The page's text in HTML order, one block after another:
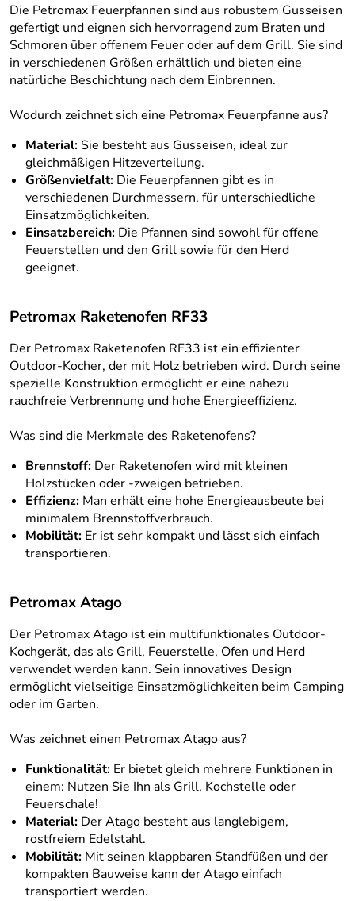
Die Petromax Feuerpfannen sind aus robustem Gusseisen
gefertigt und eignen sich hervorragend zum Braten und
Schmoren über offenem Feuer oder auf dem Grill. Sie sind
in verschiedenen Größen erhältlich und bieten eine
natürliche Beschichtung nach dem Einbrennen.
Wodurch zeichnet sich eine Petromax Feuerpfanne aus?
Material:Sie besteht aus Gusseisen, ideal zur
gleichmäßigen Hitzeverteilung.
Größenvielfalt: Die Feuerpfannen gibt es in
verschiedenen Durchmessern, für unterschiedliche
Einsatzmöglichkeiten.
Einsatzbereich: Die Pfannen sind sowohl für offene
Feuerstellen und den Grill sowie für den Herd
geeignet.
Petromax Raketenofen RF33
Der Petromax Raketenofen RF33 ist ein effizienter
Outdoor-Kocher, der mit Holz betrieben wird. Durch seine
spezielle Konstruktion ermöglicht er eine nahezu
rauchfreie Verbrennung und hohe Energieeffizienz.
Was sind die Merkmale des Raketenofens?
Brennstoff: Der Raketenofen wird mit kleinen
Holzstücken oder -zweigen betrieben.
Effizienz: Man erhält eine hohe Energieausbeute bei
minimalem Brennstoffverbrauch.
Mobilität: Er ist sehr kompakt und lässt sich einfach
transportieren.
Petromax Atago
Der Petromax Atago ist ein multifunktionales Outdoor-
Kochgerät, das als Grill, Feuerstelle, Ofen und Herd
verwendet werden kann. Sein innovatives Design
ermöglicht vielseitige Einsatzmöglichkeiten beim Camping
oder im Garten.
Was zeichnet einen Petromax Atago aus?
Funktionalität: Er bietet gleich mehrere Funktionen in
einem: Nutzen Sie Ihn als Grill, Kochstelle oder
Feuerschale!
Material: Der Atago besteht aus langlebigem,
rostfreiem Edelstahl.
Mobilität: Mit seinen klappbaren Standfüßen und der
kompakten Bauweise kann der Atago einfach
transportiert werden.